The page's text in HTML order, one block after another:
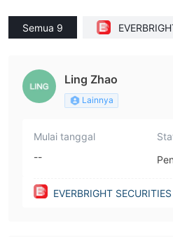
Semua 9
Ling Zhao
Lainnya
Mulai tanggal
--
EVERBRIGHT